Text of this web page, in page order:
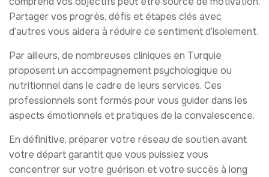
Partager vos progrès, défis et étapes clés avec
d’autres vous aidera à réduire ce sentiment d’isolement.
Par ailleurs, de nombreuses cliniques en Turquie
proposent un accompagnement psychologique ou
nutritionnel dans le cadre de leurs services. Ces
professionnels sont formés pour vous guider dans les
aspects émotionnels et pratiques de la convalescence.
En définitive, préparer votre réseau de soutien avant
votre départ garantit que vous puissiez vous
concentrer sur votre guérison et votre succès à long